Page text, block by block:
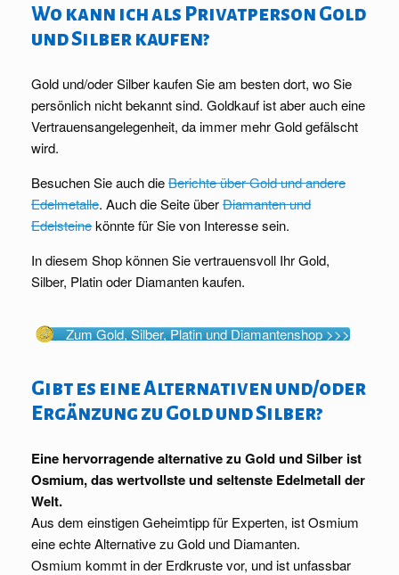
Wo kann ich als Privatperson Gold
und Silber kaufen?
Gold und/oder Silber kaufen Sie am besten dort, wo Sie
persönlich nicht bekannt sind. Goldkauf ist aber auch eine
Vertrauensangelegenheit, da immer mehr Gold gefälscht
wird.
Besuchen Sie auch dieBerichte über Gold und andere
Edelmetalle. Auch die Seite überDiamanten und
Edelsteinekönnte für Sie von Interesse sein.
In diesem Shop können Sie vertrauensvoll Ihr Gold,
Silber, Platin oder Diamanten kaufen.
Zum Gold, Silber, Platin und Diamantenshop >>>
Gibt es eine Alternativen und/oder
Ergänzung zu Gold und Silber?
Eine hervorragende alternative zu Gold und Silber ist
Osmium, das wertvollste und seltenste Edelmetall der
Welt.
Aus dem einstigen Geheimtipp für Experten, ist Osmium
eine echte Alternative zu Gold und Diamanten.
Osmium kommt in der Erdkruste vor, und ist unfassbar